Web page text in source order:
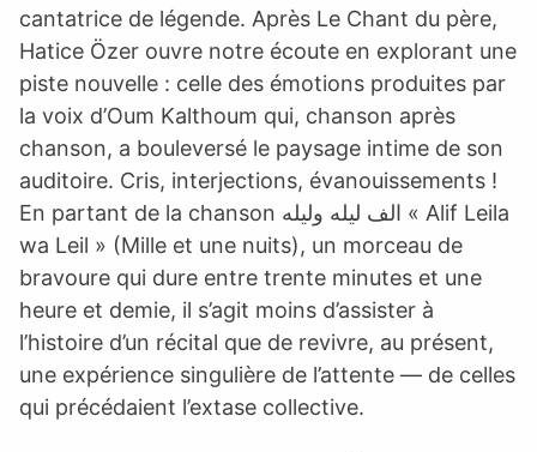
cantatrice de légende. Après Le Chant du père,
Hatice Özer ouvre notre écoute en explorant une
piste nouvelle : celle des émotions produites par
la voix d’Oum Kalthoum qui, chanson après
chanson, a bouleversé le paysage intime de son
auditoire. Cris, interjections, évanouissements !
En partant de la chanson الف ليله وليله « Alif Leila
wa Leil » (Mille et une nuits), un morceau de
bravoure qui dure entre trente minutes et une
heure et demie, il s’agit moins d’assister à
l’histoire d’un récital que de revivre, au présent,
une expérience singulière de l’attente — de celles
qui précédaient l’extase collective.